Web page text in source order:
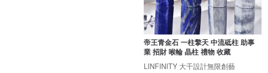
帝王青金石 一柱擎天 中流砥柱 助事
業 招財 喉輪 晶柱 禮物 收藏
LINFINITY 大千設計無限創藝